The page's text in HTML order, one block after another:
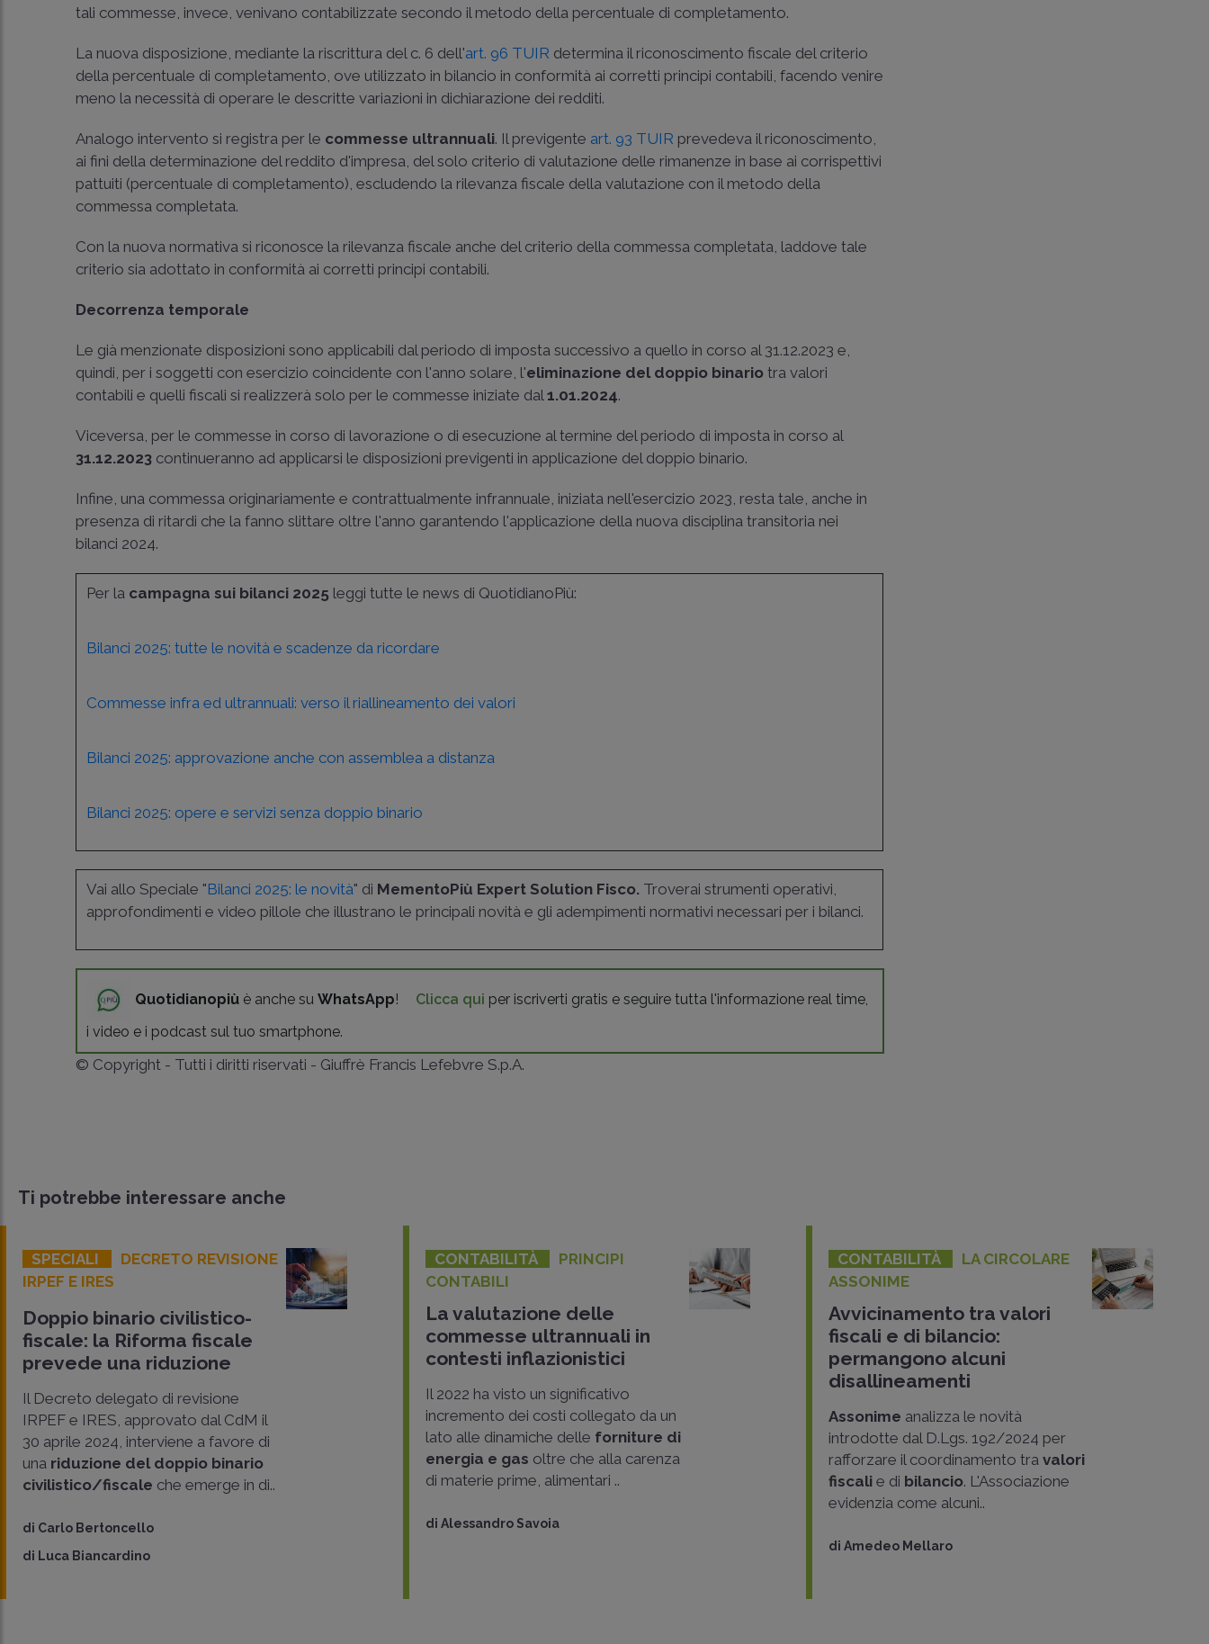
CONDIVIDI
tali commesse, invece, venivano contabilizzate secondo il metodo della percentuale di completamento.
La nuova disposizione, mediante la riscrittura del c. 6 dell'art. 96 TUIR determina il riconoscimento fiscale del criterio
della percentuale di completamento, ove utilizzato in bilancio in conformità ai corretti principi contabili, facendo venire
meno la necessità di operare le descritte variazioni in dichiarazione dei redditi.
Analogo intervento si registra per le commesse ultrannuali. Il previgente art. 93 TUIR prevedeva il riconoscimento,
ai fini della determinazione del reddito d'impresa, del solo criterio di valutazione delle rimanenze in base ai corrispettivi
pattuiti (percentuale di completamento), escludendo la rilevanza fiscale della valutazione con il metodo della
commessa completata.
Con la nuova normativa si riconosce la rilevanza fiscale anche del criterio della commessa completata, laddove tale
criterio sia adottato in conformità ai corretti principi contabili.
Decorrenza temporale
Le già menzionate disposizioni sono applicabili dal periodo di imposta successivo a quello in corso al 31.12.2023 e,
quindi, per i soggetti con esercizio coincidente con l'anno solare, l'eliminazione del doppio binariotra valori
contabili e quelli fiscali si realizzerà solo per le commesse iniziate dal1.01.2024.
Viceversa, per le commesse in corso di lavorazione o di esecuzione al termine del periodo di imposta in corso al
31.12.2023 continueranno ad applicarsi le disposizioni previgenti in applicazione del doppio binario.
Infine, una commessa originariamente e contrattualmente infrannuale, iniziata nell'esercizio 2023, resta tale, anche in
presenza di ritardi che la fanno slittare oltre l'anno garantendo l'applicazione della nuova disciplina transitoria nei
bilanci 2024.
Per la campagna sui bilanci 2025 leggi tutte le news di QuotidianoPiù:
Bilanci 2025: tutte le novità e scadenze da ricordare
Commesse infra ed ultrannuali: verso il riallineamento dei valori
Bilanci 2025: approvazione anche con assemblea a distanza
Bilanci 2025: opere e servizi senza doppio binario
Vai allo Speciale "Bilanci 2025: le novità" di MementoPiù Expert Solution Fisco. Troverai strumenti operativi,
approfondimenti e video pillole che illustrano le principali novità e gli adempimenti normativi necessari per i bilanci.
Quotidianopiù è anche suWhatsApp! Clicca qui per iscriverti gratis e seguire tutta l'informazione real time,
i video e i podcast sul tuo smartphone.
© Copyright - Tutti i diritti riservati - Giuffrè Francis Lefebvre S.p.A.
Ti potrebbe interessare anche
SPECIALI
DECRETO REVISIONE
IRPEF E IRES
Doppio binario civilistico-
fiscale: la Riforma fiscale
prevede una riduzione
Il Decreto delegato di revisione
IRPEF e IRES, approvato dal CdM il
30 aprile 2024, interviene a favore di
una riduzione del doppio binario
civilistico/fiscale che emerge in di..
di Carlo Bertoncello
di Luca Biancardino
CONTABILITÀ
PRINCIPI
CONTABILI
La valutazione delle
commesse ultrannuali in
contesti inflazionistici
Il 2022 ha visto un significativo
incremento dei costi collegato da un
lato alle dinamiche delle forniture di
energia e gas oltre che alla carenza
di materie prime, alimentari ..
di Alessandro Savoia
CONTABILITÀ
LA CIRCOLARE
ASSONIME
Avvicinamento tra valori
fiscali e di bilancio:
permangono alcuni
disallineamenti
Assonime analizza le novità
introdotte dal D.Lgs. 192/2024 per
rafforzare il coordinamento tra valori
fiscali e di bilancio. L'Associazione
evidenzia come alcuni..
di Amedeo Mellaro